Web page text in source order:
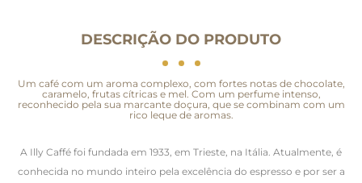
DESCRIÇÃO DO PRODUTO
Um café com um aroma complexo, com fortes notas de chocolate,
caramelo, frutas cítricas e mel. Com um perfume intenso,
reconhecido pela sua marcante doçura, que se combinam com um
rico leque de aromas.
A Illy Caffé foi fundada em 1933, em Trieste, na Itália. Atualmente, é
conhecida no mundo inteiro pela excelência do espresso e por ser a